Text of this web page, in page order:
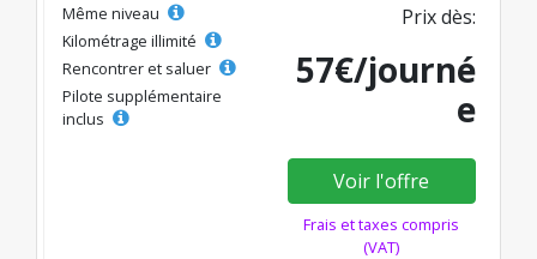
Même niveau
Kilométrage illimité
Rencontrer et saluer
Pilote supplémentaire
inclus
Prix dès:
57€/journé
e
Voir l'offre
Frais et taxes compris
(VAT)